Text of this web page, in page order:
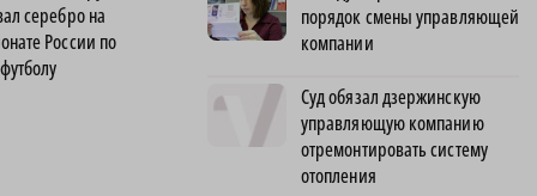
серебро на
России по
порядок смены управляющей
компании
Суд обязал дзержинскую
управляющую компанию
отремонтировать систему
отопления